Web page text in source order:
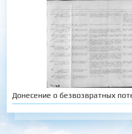
Донесение о безвозвратных